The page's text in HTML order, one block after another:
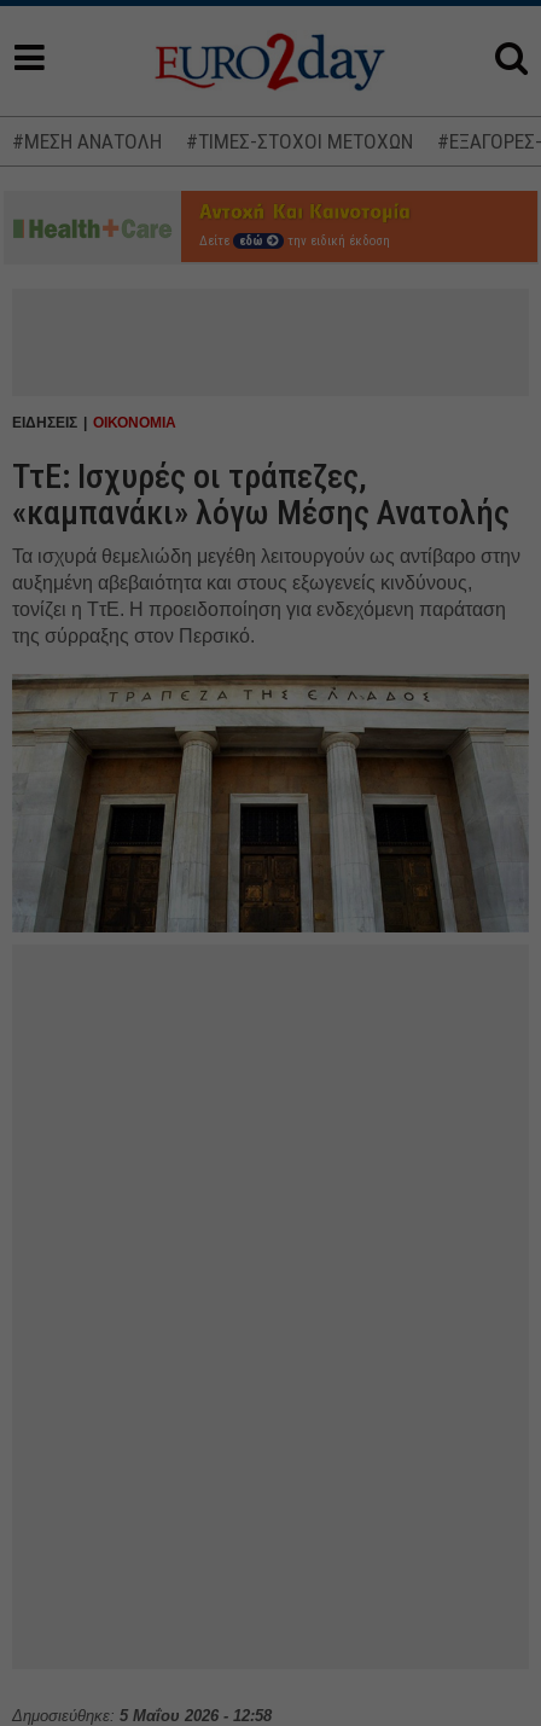
#ΜΕΣΗ ΑΝΑΤΟΛΗ #ΤΙΜΕΣ-ΣΤΟΧΟΙ ΜΕΤΟΧΩΝ
Δείτε εδώ την ειδική έκδοση
ΕΙΔΗΣΕΙΣ ΟΙΚΟΝΟΜΙΑ
ΤτΕ: Ισχυρές οι τράπεζες,
«καμπανάκι» λόγω Μέσης Ανατολής
Τα ισχυρά θεμελιώδη μεγέθη λειτουργούν ως αντίβαρο στην
αυξημένη αβεβαιότητα και στους εξωγενείς κινδύνους,
τονίζει η ΤτΕ. Η προειδοποίηση για ενδεχόμενη παράταση
της σύρραξης στον Περσικό.
Δημοσιεύθηκε: 5 Μαΐου 2026 - 12:58